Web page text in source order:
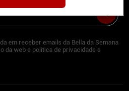
em receber emails da Bella da Semana
da web e política de privacidade e